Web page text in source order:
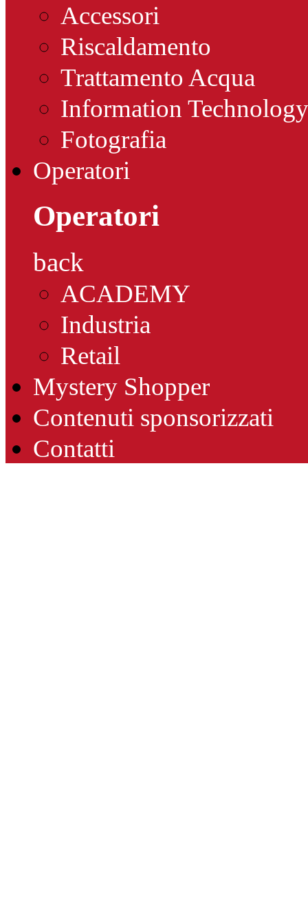
Accessori
Riscaldamento
Trattamento Acqua
Information Technology
Fotografia
Operatori
Operatori
back
ACADEMY
Industria
Retail
Mystery Shopper
Contenuti sponsorizzati
Contatti